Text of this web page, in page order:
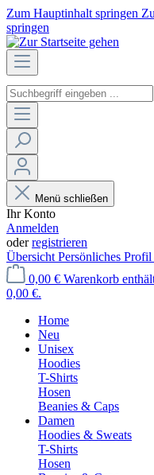
Zum Hauptinhalt springen
springen
Menü schließen
Ihr Konto
Anmelden
oderregistrieren
Übersicht Persönliches Profil
0,00 € Warenkorb
0,00 €.
Home
Neu
Unisex
Hoodies
T-Shirts
Hosen
Beanies & Caps
Damen
Hoodies & Sweats
T-Shirts
Hosen